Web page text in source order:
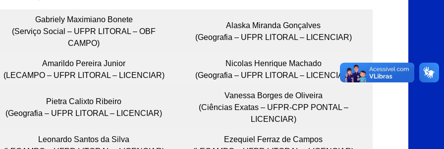
Gabriely Maximiano Bonete
(Serviço Social – UFPR LITORAL – OBF
CAMPO)
Alaska Miranda Gonçalves
(Geografia – UFPR LITORAL – LICENCIAR)
Amarildo Pereira Junior
(LECAMPO – UFPR LITORAL – LICENCIAR)
Nicolas Henrique Machado
(Geografia – UFPR LITORAL – LICENCIAR)
Pietra Calixto Ribeiro
(Geografia – UFPR LITORAL – LICENCIAR)
Vanessa Borges de Oliveira
(Ciências Exatas – UFPR-CPP PONTAL –
LICENCIAR)
Leonardo Santos da Silva
Ezequiel Ferraz de Campos